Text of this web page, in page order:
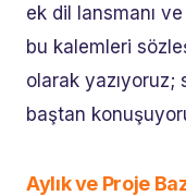
ek dil lansmanı
bu kalemleri
olarak yazıyoruz;
baştan
Aylık ve Proje